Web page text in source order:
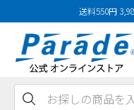
送料550円